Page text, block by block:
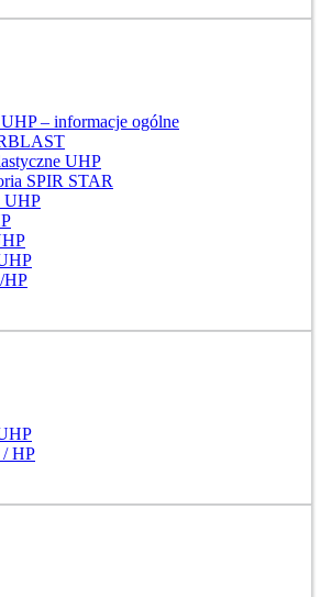
– informacje ogólne
UHP
SPIR STAR
UHP
HP
/ HP